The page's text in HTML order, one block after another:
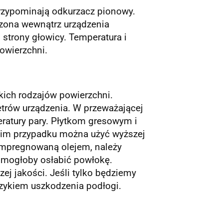
odkurzacz pionowy.
wewnątrz urządzenia
głowicy. Temperatura i
rodzajów powierzchni.
urządzenia. W przeważającej
pary. Płytkom gresowym i
przypadku można użyć wyższej
olejem, należy
osłabić powłokę.
jakości. Jeśli tylko będziemy
uszkodzenia podłogi.